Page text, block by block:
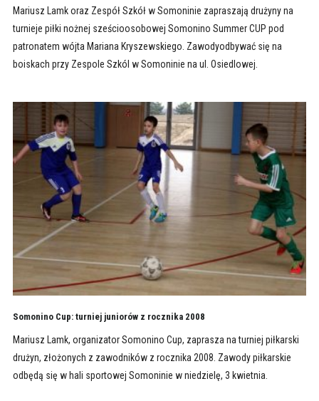
Mariusz Lamk oraz Zespół Szkół w Somoninie zapraszają drużyny na
turnieje piłki nożnej sześcioosobowej Somonino Summer CUP pod
patronatem wójta Mariana Kryszewskiego. Zawodyodbywać się na
boiskach przy Zespole Szkól w Somoninie na ul. Osiedlowej.
Somonino Cup: turniej juniorów z rocznika 2008
Mariusz Lamk, organizator Somonino Cup, zaprasza na turniej piłkarski
drużyn, złożonych z zawodników z rocznika 2008. Zawody piłkarskie
odbędą się w hali sportowej Somoninie w niedzielę, 3 kwietnia.